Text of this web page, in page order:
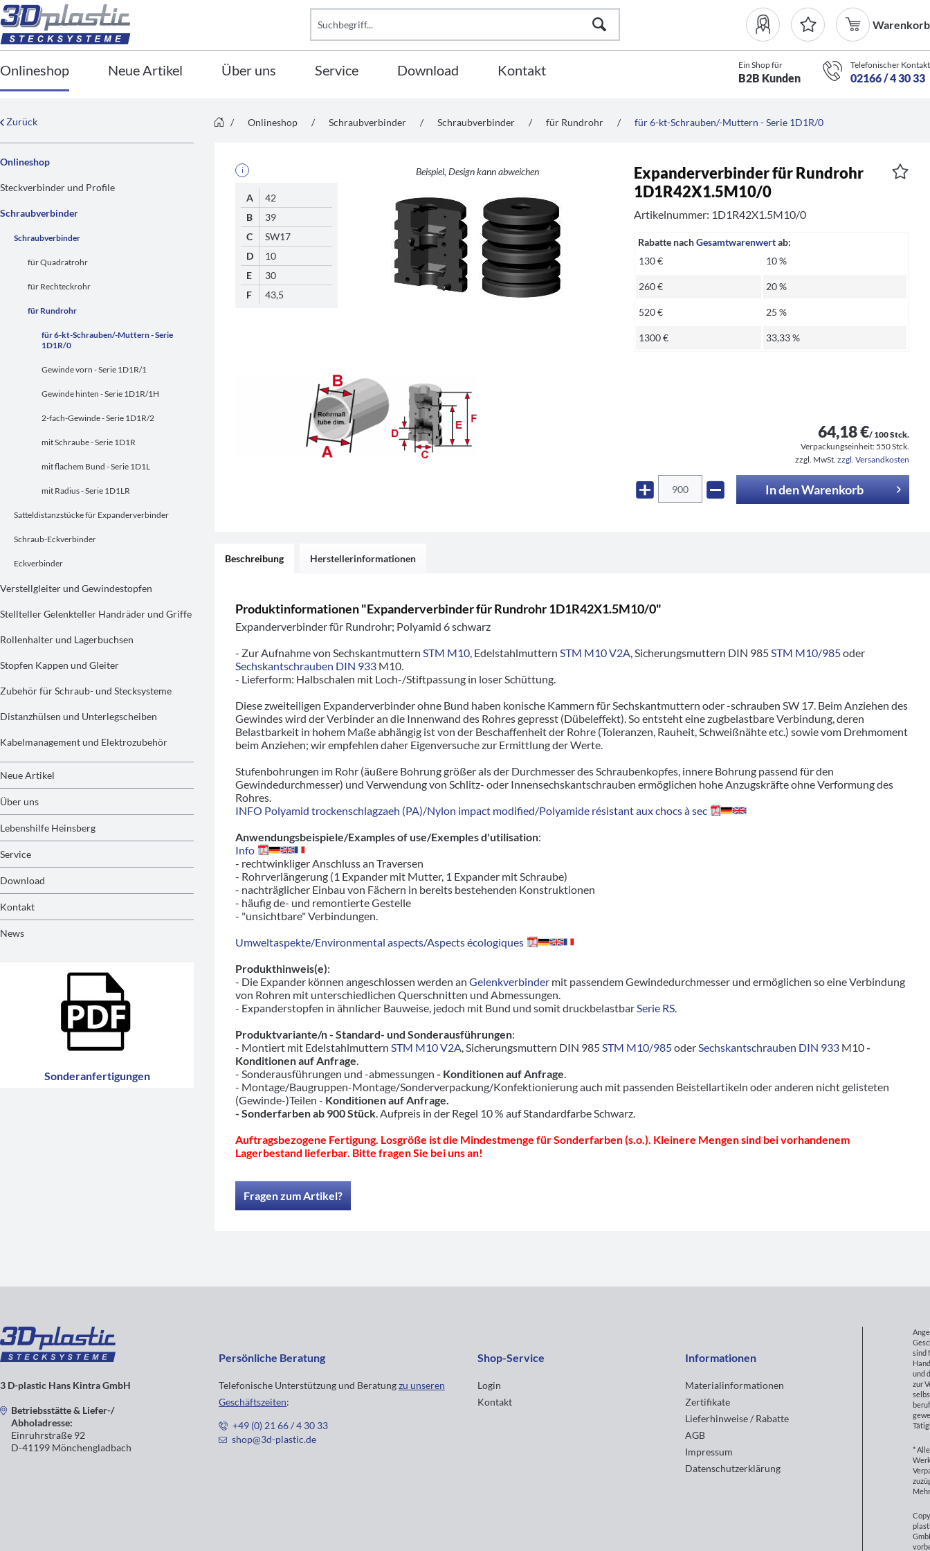
Warenkorb
Onlineshop Neue Artikel Über uns Service Download Kontakt Ein Shop für
B2B Kunden
Telefonischer Kontakt
02166 / 4 30 33
Zurück / Onlineshop / Schraubverbinder / Schraubverbinder / für Rundrohr / für 6-kt-Schrauben/-Muttern - Serie 1D1R/0
Onlineshop
Steckverbinder und Profile
Schraubverbinder
Schraubverbinder
für Quadratrohr
für Rechteckrohr
für Rundrohr
für 6-kt-Schrauben/-Muttern - Serie
1D1R/0
Gewinde vorn - Serie 1D1R/1
Gewinde hinten - Serie 1D1R/1H
2-fach-Gewinde - Serie 1D1R/2
mit Schraube - Serie 1D1R
mit flachem Bund - Serie 1D1L
mit Radius - Serie 1D1LR
Satteldistanzstücke für Expanderverbinder
Schraub-Eckverbinder
Eckverbinder
Verstellgleiter und Gewindestopfen
Stellteller Gelenkteller Handräder und Griffe
Rollenhalter und Lagerbuchsen
Stopfen Kappen und Gleiter
Zubehör für Schraub- und Stecksysteme
Distanzhülsen und Unterlegscheiben
Kabelmanagement und Elektrozubehör
Neue Artikel
Über uns
Lebenshilfe Heinsberg
Service
Download
Kontakt
News
Sonderanfertigungen
i
A
42
B
39
C
SW17
D
10
E
30
F
43,5
Beispiel, Design kann abweichen
Expanderverbinder für Rundrohr
1D1R42X1.5M10/0
Artikelnummer: 1D1R42X1.5M10/0
Rabatte nachGesamtwarenwertab:
130 €
10 %
260 € 20 %
520 € 25 %
1300 € 33,33 %
64,18 €/ 100 Stck.
Verpackungseinheit: 550 Stck.
zzgl. MwSt. zzgl. Versandkosten
In denWarenkorb
Beschreibung Herstellerinformationen
Produktinformationen "Expanderverbinder für Rundrohr 1D1R42X1.5M10/0"
Expanderverbinder für Rundrohr; Polyamid 6 schwarz
- Zur Aufnahme von Sechskantmuttern STM M10, Edelstahlmuttern STM M10 V2A, Sicherungsmuttern DIN 985STM M10/985oder
Sechskantschrauben DIN 933 M10.
- Lieferform: Halbschalen mit Loch-/Stiftpassung in loser Schüttung.
Diese zweiteiligen Expanderverbinder ohne Bund haben konische Kammern für Sechskantmuttern oder -schrauben SW 17. Beim Anziehen des
Gewindes wird der Verbinder an die Innenwand des Rohres gepresst (Dübeleffekt). So entsteht eine zugbelastbare Verbindung, deren
Belastbarkeit in hohem Maße abhängig ist von der Beschaffenheit der Rohre (Toleranzen, Rauheit, Schweißnähte etc.) sowie vom Drehmoment
beim Anziehen; wir empfehlen daher Eigenversuche zur Ermittlung der Werte.
Stufenbohrungen im Rohr (äußere Bohrung größer als der Durchmesser des Schraubenkopfes, innere Bohrung passend für den
Gewindedurchmesser) und Verwendung von Schlitz- oder Innensechskantschrauben ermöglichen hohe Anzugskräfte ohne Verformung des
Rohres.
INFO Polyamid trockenschlagzaeh (PA)/Nylon impact modified/Polyamide résistant aux chocs à sec
Anwendungsbeispiele/Examples of use/Exemples d'utilisation:
Info
- rechtwinkliger Anschluss an Traversen
- Rohrverlängerung (1 Expander mit Mutter, 1 Expander mit Schraube)
- nachträglicher Einbau von Fächern in bereits bestehenden Konstruktionen
- häufig de- und remontierte Gestelle
- "unsichtbare" Verbindungen.
Umweltaspekte/Environmental aspects/Aspects écologiques
Produkthinweis(e):
- Die Expander können angeschlossen werden an Gelenkverbinder mit passendem Gewindedurchmesser und ermöglichen so eine Verbindung
von Rohren mit unterschiedlichen Querschnitten und Abmessungen.
- Expanderstopfen in ähnlicher Bauweise, jedoch mit Bund und somit druckbelastbarSerie RS.
Produktvariante/n - Standard- und Sonderausführungen:
- Montiert mit Edelstahlmuttern STM M10 V2A, Sicherungsmuttern DIN 985STM M10/985oderSechskantschrauben DIN 933 M10-
Konditionen auf Anfrage.
- Sonderausführungen und -abmessungen - Konditionen auf Anfrage.
- Montage/Baugruppen-Montage/Sonderverpackung/Konfektionierung auch mit passenden Beistellartikeln oder anderen nicht gelisteten
(Gewinde-)Teilen - Konditionen auf Anfrage.
- Sonderfarben ab 900 Stück. Aufpreis in der Regel 10 % auf Standardfarbe Schwarz.
Auftragsbezogene Fertigung. Losgröße ist die Mindestmenge für Sonderfarben (s.o.). Kleinere Mengen sind bei vorhandenem
Lagerbestand lieferbar. Bitte fragen Sie bei uns an!
Fragen zum Artikel?
3 D-plastic Hans Kintra GmbH
Betriebsstätte & Liefer-/
Abholadresse:
Einruhrstraße 92
D-41199 Mönchengladbach
Persönliche Beratung
Telefonische Unterstützung und Beratungzu unseren
Geschäftszeiten:
+49 (0) 21 66 / 4 30 33
shop@3d-plastic.de
Shop-Service
Login
Kontakt
Informationen
Materialinformationen
Zertifikate
Lieferhinweise / Rabatte
AGB
Impressum
Datenschutzerklärung
sind
und
zur
*